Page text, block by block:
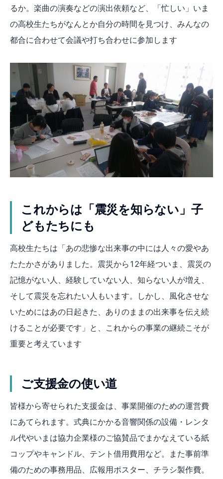
るか。楽曲の演奏などの演出依頼など、「忙しい」いま
の高校生たちがなんとか自分の時間を見つけ、みんなの
都合に合わせて会議や打ち合わせに参加します
これからは「震災を知らない」子
どもたちにも
高校生たちは「あの悲惨な出来事の中には人々の愛やあ
たたかさがありました。震災から12年経ついま、震災の
記憶がない人、経験していない人、知らない人が増え、
そして震災を忘れたい人もいます。しかし、風化させな
いためにはあの日起きた、ありのままの出来事を伝え続
けることが必要です」と、これからの事業の継続こそが
重要と考えています
ご支援金の使い道
皆様から寄せられた支援金は、事業開催のための運営費
にあてられます。式典にかかる音響関係の設備・レンタ
ル代やいまは協力企業様のご協賛品でまかなえている紙
コップやキャンドル、テント借用費用など。また事前準
備のための事務用品、広報用ポスター、チラシ製作費。